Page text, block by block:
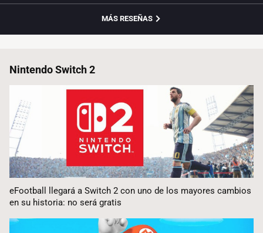
MÁS RESEÑAS
Nintendo Switch 2
eFootball llegará a Switch 2 con uno de los mayores cambios
en su historia: no será gratis